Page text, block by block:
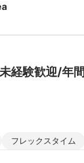
未経験歓迎/年
フレックスタイム